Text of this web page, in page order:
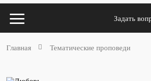
Задать
Главная Тематические проповеди